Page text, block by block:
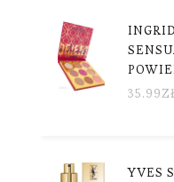
35.99
YVES